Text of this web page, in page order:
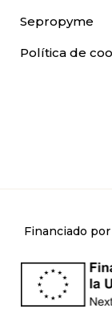
Sepropyme
Política de
Financiado